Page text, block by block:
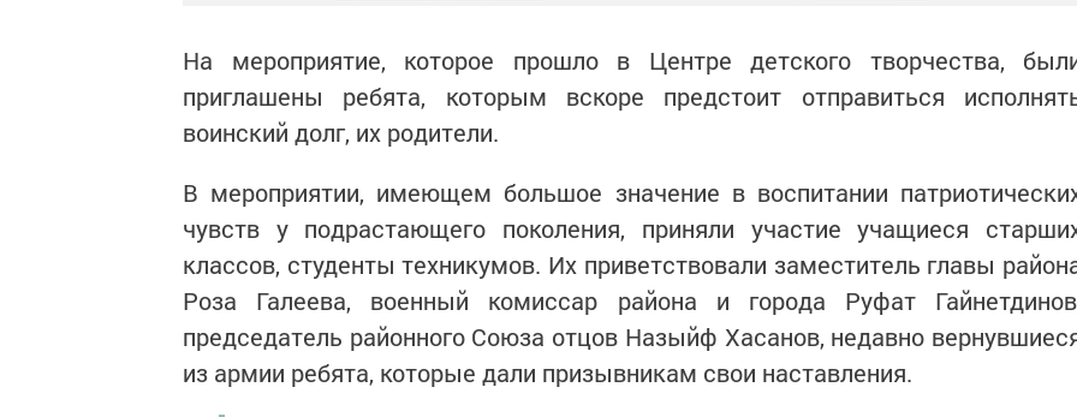
На мероприятие, которое прошло в Центре детского творчества,
приглашены ребята, которым вскоре предстоит отправиться
воинский долг, их родители.
В мероприятии, имеющем большое значение в воспитании
чувств у подрастающего поколения, приняли участие учащиеся
классов, студенты техникумов. Их приветствовали заместитель главы
Роза Галеева, военный комиссар района и города Руфат
председатель районного Союза отцов Назыйф Хасанов, недавно
из армии ребята, которые дали призывникам свои наставления.